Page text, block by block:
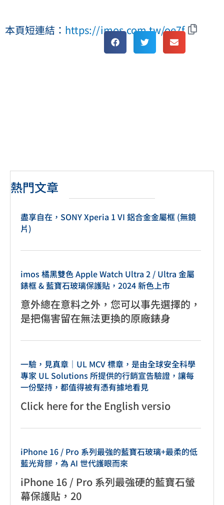
本頁短連結： https://imos.com.tw/oe7f
熱門文章
盡享自在，SONY Xperia 1 VI 鋁合金金屬框 (無鏡
片)
imos 橘黑雙色 Apple Watch Ultra 2 / Ultra 金屬
錶框 & 藍寶石玻璃保護貼，2024 新色上市
意外總在意料之外，您可以事先選擇的，
是把傷害留在無法更換的原廠錶身
一驗，見真章｜UL MCV 標章，是由全球安全科學
專家 UL Solutions 所提供的行銷宣告驗證，讓每
一份堅持，都值得被有憑有據地看見
Click here for the English versio
iPhone 16 / Pro 系列最強的藍寶石玻璃+最柔的低
藍光背膠，為 AI 世代護眼而來
iPhone 16 / Pro 系列最強硬的藍寶石螢
幕保護貼，20